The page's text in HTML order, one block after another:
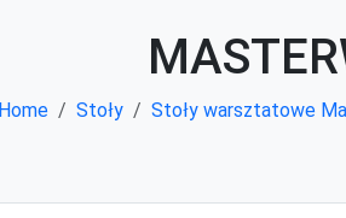
Home Stoły Stoły warsztatowe